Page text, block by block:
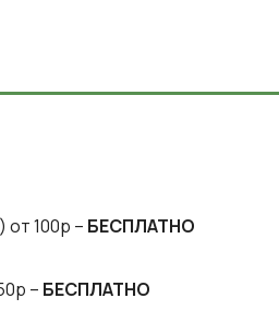
от 100р – БЕСПЛАТНО
– БЕСПЛАТНО